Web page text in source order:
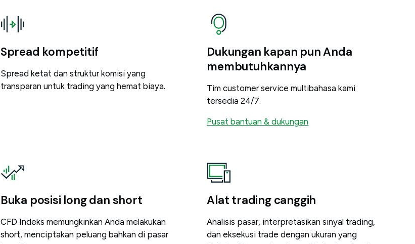
Spread kompetitif
Spread ketat dan struktur komisi yang
transparan untuk trading yang hemat biaya.
Dukungan kapan pun Anda
membutuhkannya
Tim customer service multibahasa kami
tersedia 24/7.
Pusat bantuan & dukungan
Buka posisi long dan short
CFD Indeks memungkinkan Anda melakukan
short, menciptakan peluang bahkan di pasar
Alat trading canggih
Analisis pasar, interpretasikan sinyal trading,
dan eksekusi trade dengan ukuran yang